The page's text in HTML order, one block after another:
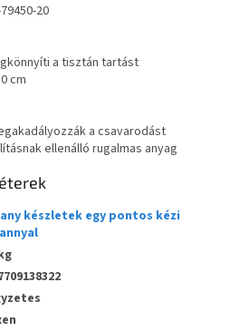
20
a tisztán tartást
cm
a csavarodást
ellenálló rugalmas anyag
készletek egy pontos kézi